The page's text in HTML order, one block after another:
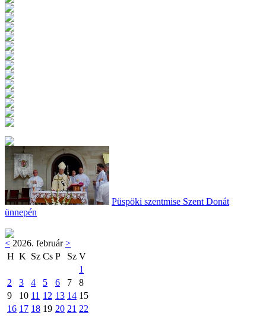
Püspöki szentmise Szent Donát
ünnepén
< 2026. február>
H K Sz Cs P Sz V
1
2
3 4 5 6 7
8
9
10 11 12 13 14 15
16 17 18 19 20 21 22